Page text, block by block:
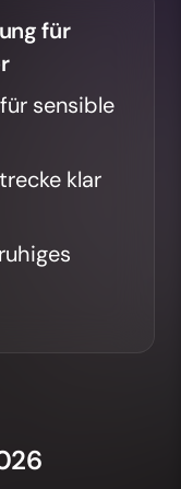
für
sensible
klar